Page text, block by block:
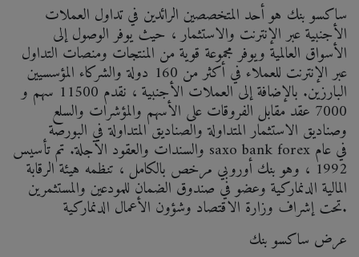
ساكسو بنك هو أحد المتخصصين الرائدين في تداول العملات
الأجنبية عبر الإنترنت والاستثمار ، حيث يوفر الوصول إلى
الأسواق العالمية ويوفر مجموعة قوية من المنتجات ومنصات التداول
عبر الإنترنت للعملاء في أكثر من 160 دولة والشركاء المؤسسيين
البارزين. بالإضافة إلى العملات الأجنبية ، نقدم 11500 سهم و
7000 عقد مقابل الفروقات على الأسهم والمؤشرات والسلع
وصناديق الاستثمار المتداولة والصناديق المتداولة في البورصة
والسندات والعقود الآجلة. تم تأسيس saxo bank forex في عام
1992 ، وهو بنك أوروبي مرخص بالكامل ، تنظمه هيئة الرقابة
المالية الدنماركية وعضو في صندوق الضمان للمودعين والمستثمرين
تحت إشراف وزارة الاقتصاد وشؤون الأعمال الدنماركية.
عرض ساكسو بنك